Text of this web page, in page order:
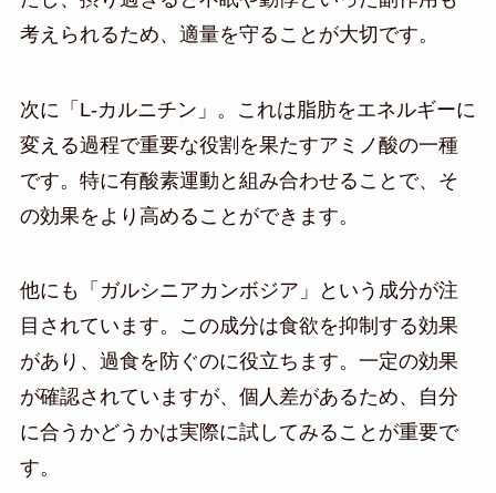
考えられるため、適量を守ることが大切です。
次に「L-カルニチン」。これは脂肪をエネルギーに
変える過程で重要な役割を果たすアミノ酸の一種
です。特に有酸素運動と組み合わせることで、そ
の効果をより高めることができます。
他にも「ガルシニアカンボジア」という成分が注
目されています。この成分は食欲を抑制する効果
があり、過食を防ぐのに役立ちます。一定の効果
が確認されていますが、個人差があるため、自分
に合うかどうかは実際に試してみることが重要で
す。